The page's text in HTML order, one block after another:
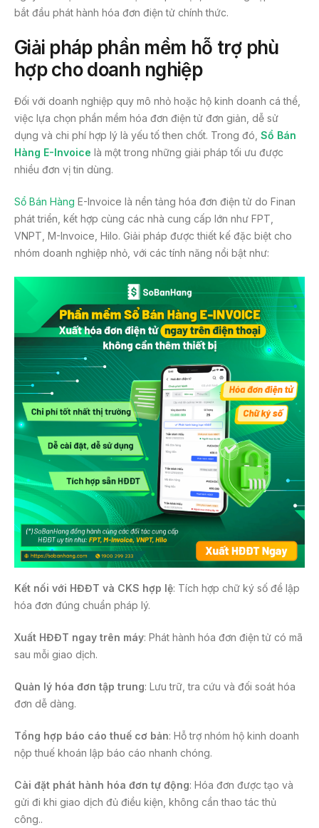
bắt đầu phát hành hóa đơn điện tử chính thức.
Giải pháp phần mềm hỗ trợ phù
hợp cho doanh nghiệp
Đối với doanh nghiệp quy mô nhỏ hoặc hộ kinh doanh cá thể,
việc lựa chọn phần mềm hóa đơn điện tử đơn giản, dễ sử
dụng và chi phí hợp lý là yếu tố then chốt. Trong đó, Sổ Bán
Hàng E-Invoice là một trong những giải pháp tối ưu được
nhiều đơn vị tin dùng.
Sổ Bán Hàng E-Invoice là nền tảng hóa đơn điện tử do Finan
phát triển, kết hợp cùng các nhà cung cấp lớn như FPT,
VNPT, M-Invoice, Hilo. Giải pháp được thiết kế đặc biệt cho
nhóm doanh nghiệp nhỏ, với các tính năng nổi bật như:
Kết nối với HĐĐT và CKS hợp lệ: Tích hợp chữ ký số để lập
hóa đơn đúng chuẩn pháp lý.
Xuất HĐĐT ngay trên máy: Phát hành hóa đơn điện tử có mã
sau mỗi giao dịch.
Quản lý hóa đơn tập trung: Lưu trữ, tra cứu và đối soát hóa
đơn dễ dàng.
Tổng hợp báo cáo thuế cơ bản: Hỗ trợ nhóm hộ kinh doanh
nộp thuế khoán lập báo cáo nhanh chóng.
Cài đặt phát hành hóa đơn tự động: Hóa đơn được tạo và
gửi đi khi giao dịch đủ điều kiện, không cần thao tác thủ
công..